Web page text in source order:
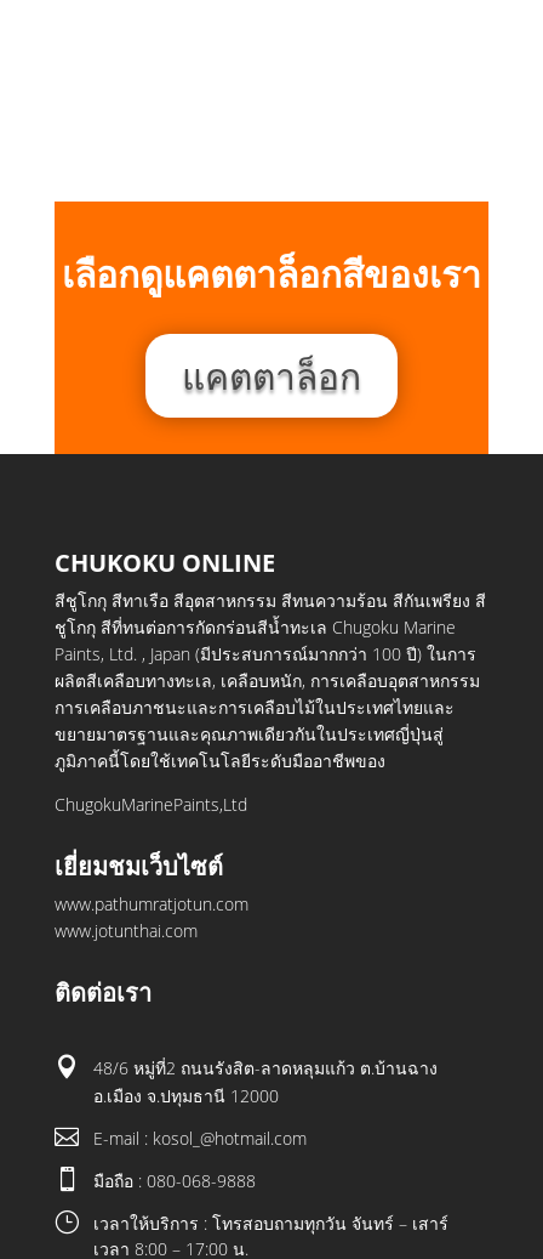
เลือกดูแคตตาล็อกสีของเรา
แคตตาล็อก
CHUKOKU ONLINE
สีชูโกกุ สีทาเรือ สีอุตสาหกรรม สีทนความร้อน สีกันเพรียง สี
ชูโกกุ สีที่ทนต่อการกัดกร่อนสีน้ำทะเล Chugoku Marine
Paints, Ltd. , Japan (มีประสบการณ์มากกว่า 100 ปี) ในการ
ผลิตสีเคลือบทางทะเล, เคลือบหนัก, การเคลือบอุตสาหกรรม
การเคลือบภาชนะและการเคลือบไม้ในประเทศไทยและ
ขยายมาตรฐานและคุณภาพเดียวกันในประเทศญี่ปุ่นสู่
ภูมิภาคนี้โดยใช้เทคโนโลยีระดับมืออาชีพของ
ChugokuMarinePaints,Ltd
เยี่ยมชมเว็บไซต์
www.pathumratjotun.com
www.jotunthai.com
ติดต่อเรา

48/6 หมู่ที่2 ถนนรังสิต-ลาดหลุมแก้ว ต.บ้านฉาง
อ.เมือง จ.ปทุมธานี 12000
 E-mail : kosol_@hotmail.com
 มือถือ : 080-068-9888
}
เวลาให้บริการ : โทรสอบถามทุกวัน จันทร์ – เสาร์
เวลา 8:00 – 17:00 น.